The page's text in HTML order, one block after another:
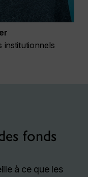
institutionnels
fonds
à ce que les